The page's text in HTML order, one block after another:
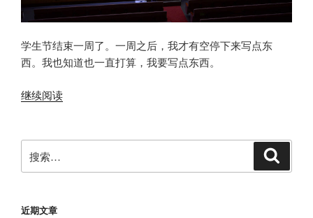
学生节结束一周了。一周之后，我才有空停下来写点东
西。我也知道也一直打算，我要写点东西。
继续阅读“「共
我”
索：
近期文章